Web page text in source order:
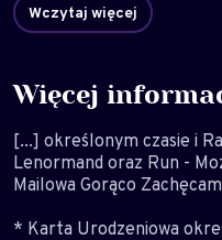
Więcej
[...] określonym czasie i
Lenormand oraz Run -
Mailowa Gorąco
* Karta Urodzeniowa